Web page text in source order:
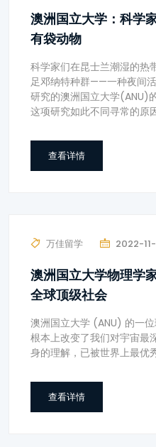
澳洲国立大学：科学
有袋动物
科学家们在昆士兰潮湿的热
足邓纳特种群——一种夜间
研究的澳洲国立大学(ANU)
这项研究如此不同寻常的原
查看详情
万佳留学 2022-
澳洲国立大学物理学
全球顶级社会
澳洲国立大学 (ANU) 的一
根本上改变了我们对宇宙最
身的理解，已被世界上最优
查看详情